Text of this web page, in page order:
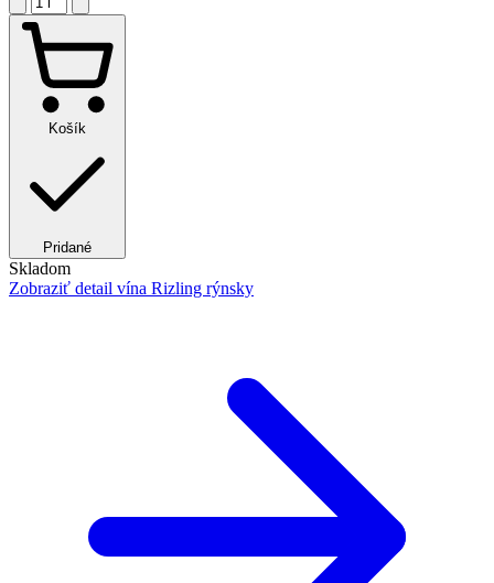
Košík
Pridané
Skladom
Zobraziť detail vína Rizling rýnsky